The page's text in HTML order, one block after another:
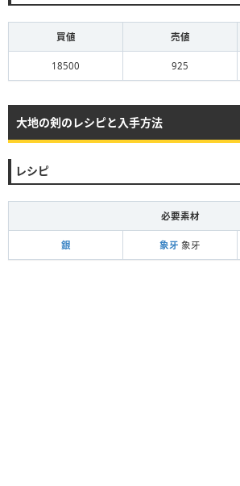
買値 売値
18500 925
大地の剣のレシピと入手方法
レシピ
必要素材
銀 象牙 象牙